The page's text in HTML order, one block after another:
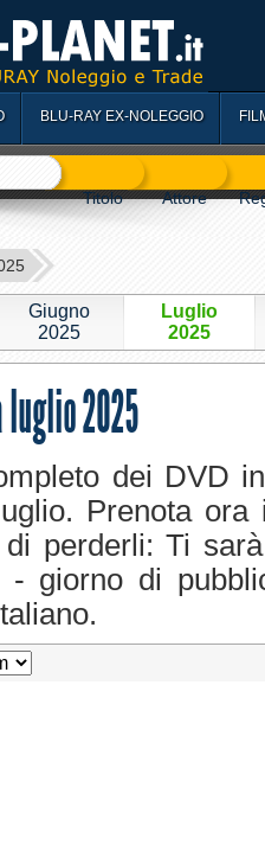
BLU-RAY EX-NOLEGGIO
Giugno
2025
Luglio
2025
2025
dei DVD
Prenota
perderli: Ti
- giorno di